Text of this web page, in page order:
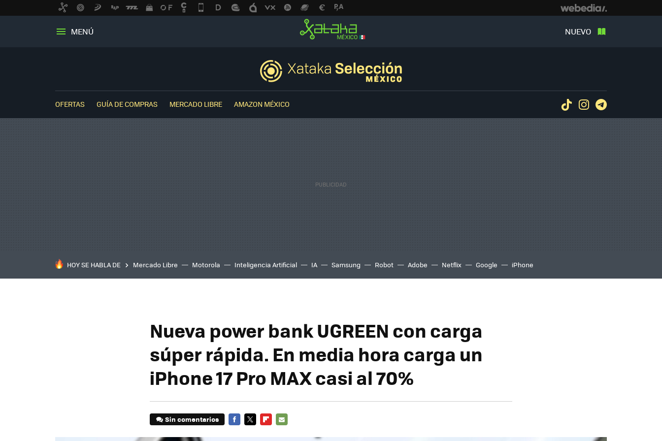
MENÚ NUEVO
OFERTAS GUÍA DE COMPRAS MERCADO LIBRE AMAZON MÉXICO TiktokInstagram
HOY SE HABLA DE Mercado Libre Motorola Inteligencia Artificial IA Samsung Robot Adobe Netflix Google iPhone
Nueva power bank UGREEN con carga
súper rápida. En media hora carga un
iPhone 17 Pro MAX casi al 70%
Sin comentarios